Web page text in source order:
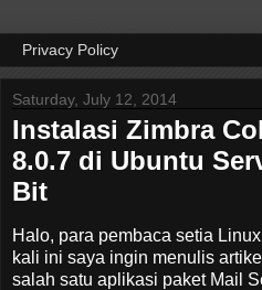
Saturday, July 12, 2014
Instalasi Zimbra
8.0.7 di Ubuntu
Bit
Halo, para pembaca setia
kali ini saya ingin menulis
salah satu aplikasi paket Mail